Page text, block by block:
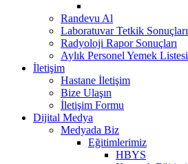
Randevu Al
Laboratuvar Tetkik Sonuçları
Radyoloji Rapor Sonuçları
Aylık Personel Yemek Listesi
İletişim
Hastane İletişim
Bize Ulaşın
İletişim Formu
Dijital Medya
Medyada Biz
Eğitimlerimiz
HBYS